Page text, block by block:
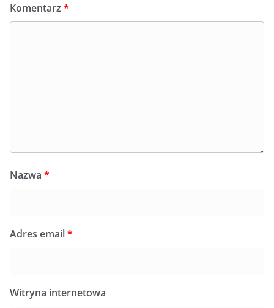
Komentarz *
Nazwa *
Adres email*
Witryna internetowa